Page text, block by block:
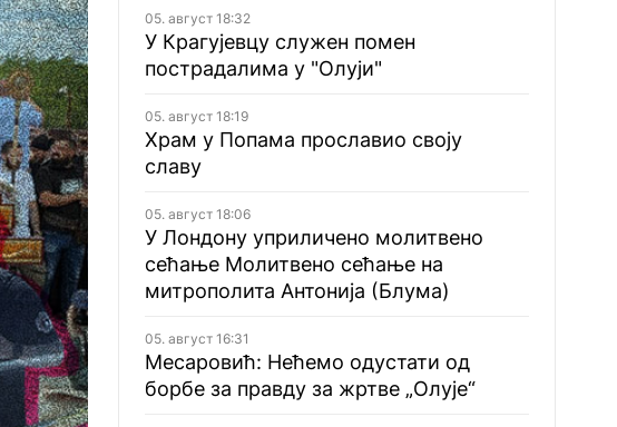
05. август 18:32
У Крагујевцу служен помен
пострадалима у "Олуји"
05. август 18:19
Храм у Попама прославио своју
славу
05. август 18:06
У Лондону уприличено молитвено
сећање Молитвено сећање на
митрополита Антонија (Блума)
05. август 16:31
Месаровић: Нећемо одустати од
борбе за правду за жртве „Олује“